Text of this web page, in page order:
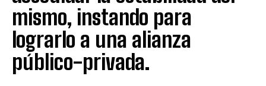
mismo, instando para
lograrlo a una alianza
público-privada.